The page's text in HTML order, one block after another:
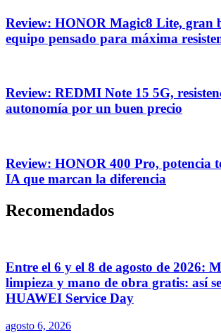
Review: HONOR Magic8 Lite, gran
equipo pensado para máxima
Review: REDMI Note 15 5G,
autonomía por un buen precio
Review: HONOR 400 Pro, potencia
IA que marcan la diferencia
Recomendados
Entre el 6 y el 8 de agosto de 2026:
limpieza y mano de obra gratis: así
HUAWEI Service Day
agosto 6, 2026